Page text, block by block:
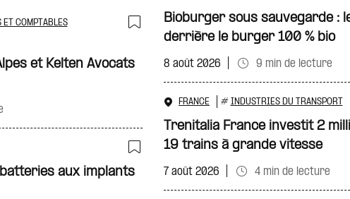
COMPTABLES
Ajouter à ma sélection
et Kelten Avocats
Ajouter à ma sélection
aux implants
Bioburger sous sauvegarde :
derrière le burger 100 % bio
8 août 2026 9 min de lecture
FRANCE # INDUSTRIES DU TRANSPORT
Trenitalia France investit 2
19 trains à grande vitesse
7 août 2026 4 min de lecture